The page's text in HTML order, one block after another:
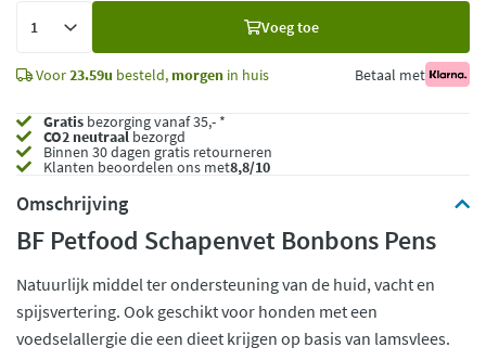
Voeg toe
Voor23.59u besteld, morgen in huis Betaal met
Gratis bezorging vanaf 35,- *
CO2 neutraalbezorgd
Binnen 30 dagen gratis retourneren
Klanten beoordelen ons met8,8/10
Omschrijving
BF Petfood Schapenvet Bonbons Pens
Natuurlijk middel ter ondersteuning van de huid, vacht en
spijsvertering. Ook geschikt voor honden met een
voedselallergie die een dieet krijgen op basis van lamsvlees.